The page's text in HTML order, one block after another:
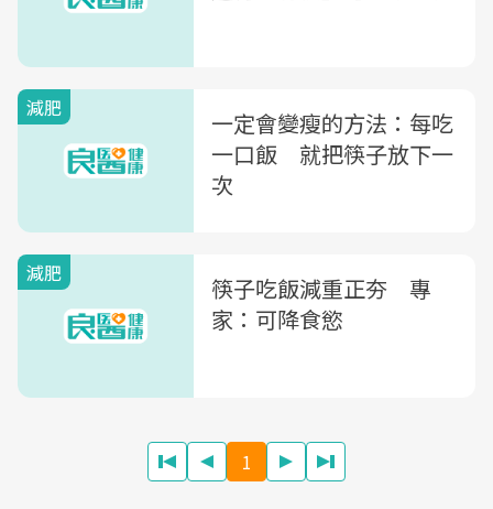
減肥
一定會變瘦的方法：每吃
一口飯 就把筷子放下一
次
減肥
筷子吃飯減重正夯 專
家：可降食慾
1